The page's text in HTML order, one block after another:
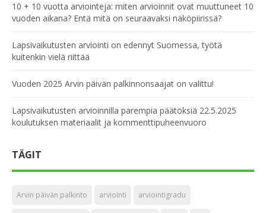
10 + 10 vuotta arviointeja: miten arvioinnit ovat muuttuneet 10
vuoden aikana? Entä mitä on seuraavaksi näköpiirissä?
Lapsivaikutusten arviointi on edennyt Suomessa, työtä
kuitenkin vielä riittää
Vuoden 2025 Arvin päivän palkinnonsaajat on valittu!
Lapsivaikutusten arvioinnilla parempia päätöksiä 22.5.2025
koulutuksen materiaalit ja kommenttipuheenvuoro
TÄGIT
Arvin päivän palkinto arviointi arviointigradu